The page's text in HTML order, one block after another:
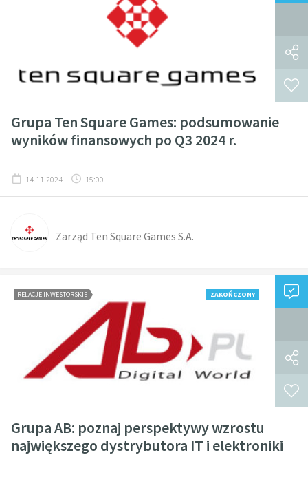
Grupa Ten Square Games: podsumowanie
wyników finansowych po Q3 2024 r.
14.11.2024 15:00
Zarząd Ten Square Games S.A.
RELACJE INWESTORSKIE ZAKOŃCZONY
Grupa AB: poznaj perspektywy wzrostu
największego dystrybutora IT i elektroniki